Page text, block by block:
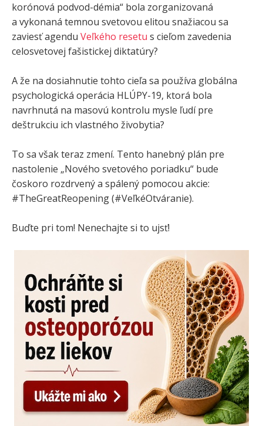
korónová podvod-démia“ bola zorganizovaná
a vykonaná temnou svetovou elitou snažiacou sa
zaviesť agendu Veľkého resetu s cieľom zavedenia
celosvetovej fašistickej diktatúry?
A že na dosiahnutie tohto cieľa sa používa globálna
psychologická operácia HLÚPY-19, ktorá bola
navrhnutá na masovú kontrolu mysle ľudí pre
deštrukciu ich vlastného živobytia?
To sa však teraz zmení. Tento hanebný plán pre
nastolenie „Nového svetového poriadku“ bude
čoskoro rozdrvený a spálený pomocou akcie:
#TheGreatReopening (#VeľkéOtváranie).
Buďte pri tom! Nenechajte si to ujsť!